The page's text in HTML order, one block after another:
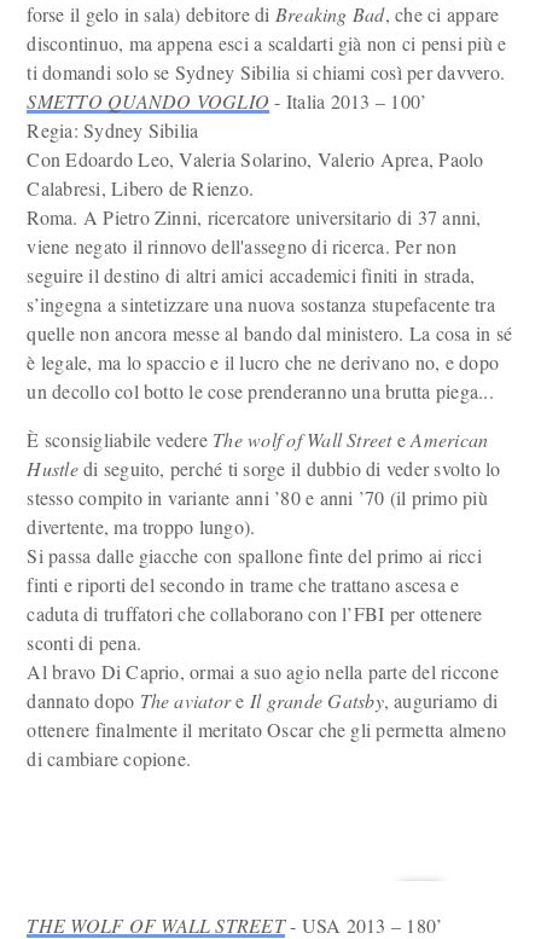
forse il gelo in sala) debitore di Breaking Bad, che ci appare
discontinuo, ma appena esci a scaldarti già non ci pensi più e
ti domandi solo se Sydney Sibilia si chiami così per davvero.
SMETTO QUANDO VOGLIO - Italia 2013 – 100’
Regia: Sydney Sibilia
Con Edoardo Leo, Valeria Solarino, Valerio Aprea, Paolo
Calabresi, Libero de Rienzo.
Roma. A Pietro Zinni, ricercatore universitario di 37 anni,
viene negato il rinnovo dell'assegno di ricerca. Per non
seguire il destino di altri amici accademici finiti in strada,
s’ingegna a sintetizzare una nuova sostanza stupefacente tra
quelle non ancora messe al bando dal ministero. La cosa in sé
è legale, ma lo spaccio e il lucro che ne derivano no, e dopo
un decollo col botto le cose prenderanno una brutta piega...
È sconsigliabile vedere The wolf of Wall StreeteAmerican
Hustledi seguito, perché ti sorge il dubbio di veder svolto lo
stesso compito in variante anni ’80 e anni ’70 (il primo più
divertente, ma troppo lungo).
Si passa dalle giacche con spallone finte del primo ai ricci
finti e riporti del secondo in trame che trattano ascesa e
caduta di truffatori che collaborano con l’FBI per ottenere
sconti di pena.
Al bravo Di Caprio, ormai a suo agio nella parte del riccone
dannato dopo The aviatore Il grande Gatsby, auguriamo di
ottenere finalmente il meritato Oscar che gli permetta almeno
di cambiare copione.
THE WOLF OF WALL STREET- USA 2013 – 180’